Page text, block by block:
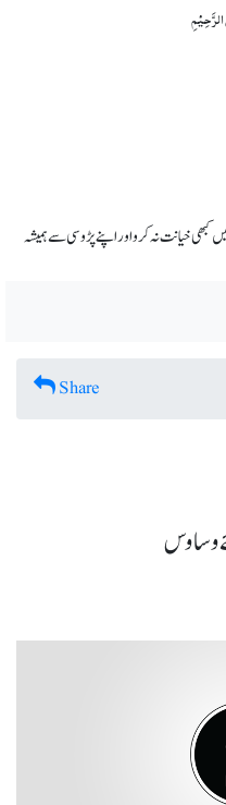
کبھی خیانت نہ کرو اور اپنے پڑوسی سے ہمیشہ
Share
وساوس